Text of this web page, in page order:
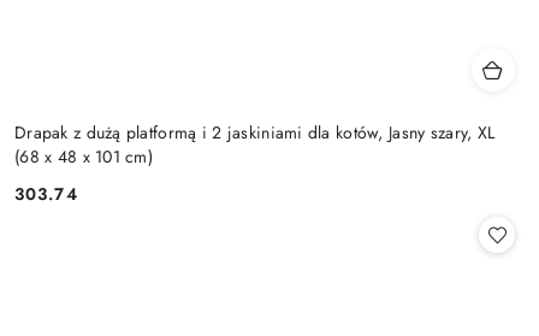
Drapak z dużą platformą i 2 jaskiniami dla kotów, Jasny szary, XL
(68 x 48 x 101 cm)
Cena:
303.74